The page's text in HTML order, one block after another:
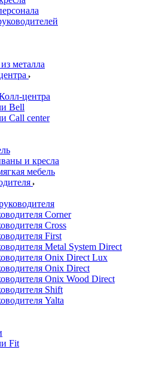
металла
центра
Bell
Call center
и кресла
мебель
Corner
Cross
First
Metal System Direct
Onix Direct Lux
Onix Direct
Onix Wood Direct
Shift
Yalta
Fit